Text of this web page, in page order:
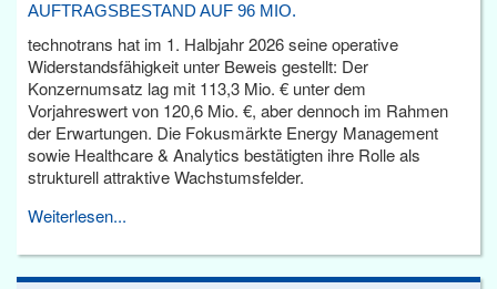
AUFTRAGSBESTAND AUF 96 MIO.
technotrans hat im 1. Halbjahr 2026 seine operative
Widerstandsfähigkeit unter Beweis gestellt: Der
Konzernumsatz lag mit 113,3 Mio. € unter dem
Vorjahreswert von 120,6 Mio. €, aber dennoch im Rahmen
der Erwartungen. Die Fokusmärkte Energy Management
sowie Healthcare & Analytics bestätigten ihre Rolle als
strukturell attraktive Wachstumsfelder.
Weiterlesen...